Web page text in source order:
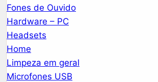
Fones de Ouvido
Hardware – PC
Headsets
Home
Limpeza em geral
Microfones USB